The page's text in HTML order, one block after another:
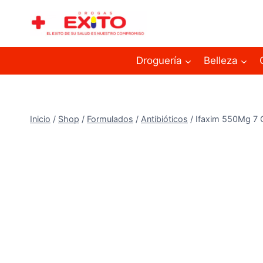
Droguería Belleza
Inicio / Shop / Formulados / Antibióticos / Ifaxim 550Mg 7